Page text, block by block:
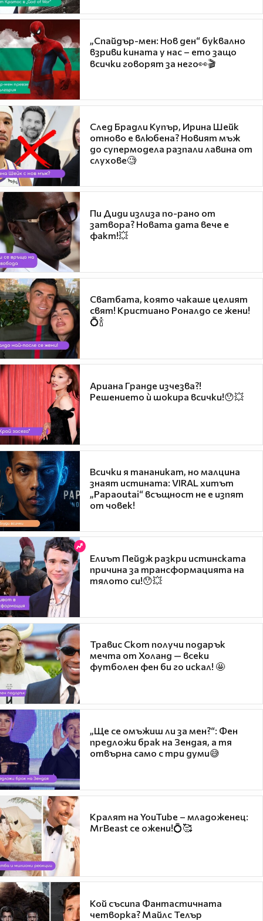
„Спайдър-мен: Нов ден“ буквално
взриви кината у нас – ето защо
всички говорят за него👀🎬
След Брадли Купър, Ирина Шейк
отново е влюбена? Новият мъж
до супермодела разпали лавина от
слухове🧐
Пи Диди излиза по-рано от
затвора? Новата дата вече е
факт!💥
Сватбата, която чакаше целият
свят! Кристиано Роналдо се жени!
💍🍾
Ариана Гранде изчезва?!
Решението ѝ шокира всички!😯💥
Всички я тананикат, но малцина
знаят истината: VIRAL хитът
„Papaoutai“ всъщност не е изпят
от човек!
Елиът Пейдж разкри истинската
причина за трансформацията на
тялото си!😯💥
Травис Скот получи подарък
мечта от Холанд — всеки
футболен фен би го искал! 🤩
„Ще се омъжиш ли за мен?“: Фен
предложи брак на Зендая, а тя
отвърна само с три думи😅
Кралят на YouTube – младоженец:
MrBeast се ожени!💍🥰
Кой съсипа Фантастичната
четворка? Майлс Телър